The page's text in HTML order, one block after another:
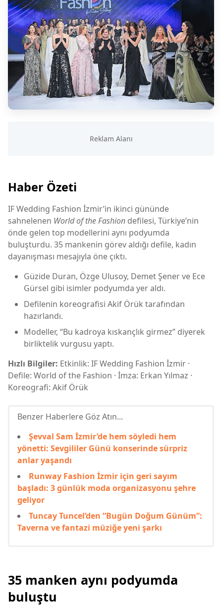
Haber Özeti
IF Wedding Fashion İzmir’in ikinci gününde
sahnelenen World of the Fashion defilesi, Türkiye’nin
önde gelen top modellerini aynı podyumda
buluşturdu. 35 mankenin görev aldığı defile, kadın
dayanışması mesajıyla öne çıktı.
Güzide Duran, Özge Ulusoy, Demet Şener ve Ece
Gürsel gibi isimler podyumda yer aldı.
Defilenin koreografisi Akif Örük tarafından
hazırlandı.
Modeller, “Bu kadroya kıskançlık girmez” diyerek
birliktelik vurgusu yaptı.
Hızlı Bilgiler: Etkinlik: IF Wedding Fashion İzmir ·
Defile: World of the Fashion · İmza: Erkan Yılmaz ·
Koreografi: Akif Örük
Benzer Haberlere Göz Atın...
Şevval Sam İzmir’de hem söyledi hem
yönetti: Sevgililer Günü konserinde sürpriz
anlar yaşandı
Runway Fashion İzmir için geri sayım
başladı: 3 günlük moda organizasyonu şehre
geliyor
Tuncay Tuncel’den “Bugün Doğum Günüm”:
Taverna ve fantazi müziğe yeni şarkı
35 manken aynı podyumda
buluştu